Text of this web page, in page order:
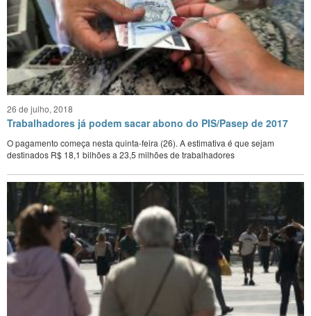
26 de julho, 2018
Trabalhadores já podem sacar abono do PIS/Pasep de 2017
O pagamento começa nesta quinta-feira (26). A estimativa é que sejam
destinados R$ 18,1 bilhões a 23,5 milhões de trabalhadores